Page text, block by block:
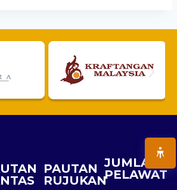
PAUTAN
RUJUKAN
JUMLAH
PELAWAT